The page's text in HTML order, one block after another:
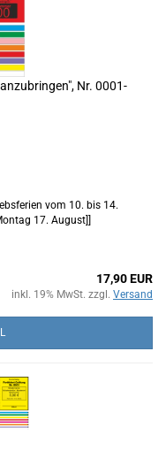
Nr. 0001-
vom 10. bis 14.
17. August]]
17,90 EUR
inkl. 19% MwSt. zzgl. Versand